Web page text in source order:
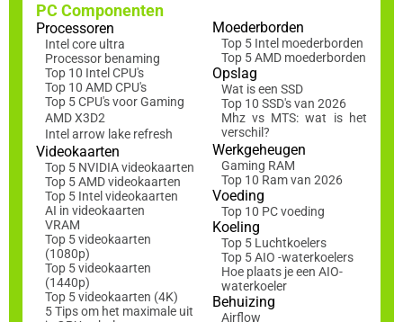
PC Componenten
Processoren
Intel core ultra
Processor benaming
Top 10 Intel CPU's
Top 10 AMD CPU's
Top 5 CPU's voor Gaming
AMD X3D2
Intel arrow lake refresh
Videokaarten
Top 5 NVIDIA videokaarten
Top 5 AMD videokaarten
Top 5 Intel videokaarten
AI in videokaarten
VRAM
Top 5 videokaarten
(1080p)
Top 5 videokaarten
(1440p)
Top 5 videokaarten (4K)
5 Tips om het maximale uit
Moederborden
Top 5 Intel moederborden
Top 5 AMD moederborden
Opslag
Wat is een SSD
Top 10 SSD's van 2026
Mhz vs MTS: wat is het
verschil?
Werkgeheugen
Gaming RAM
Top 10 Ram van 2026
Voeding
Top 10 PC voeding
Koeling
Top 5 Luchtkoelers
Top 5 AIO -waterkoelers
Hoe plaats je een AIO-
waterkoeler
Behuizing
Airflow